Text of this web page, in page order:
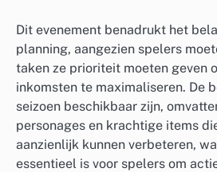
Dit evenement benadrukt het
planning, aangezien spelers
taken ze prioriteit moeten geven
inkomsten te maximaliseren. De
seizoen beschikbaar zijn,
personages en krachtige items
aanzienlijk kunnen verbeteren,
essentieel is voor spelers om